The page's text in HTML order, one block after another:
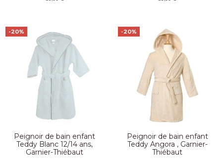
-20%
Peignoir de bain enfant
Teddy Blanc 12/14 ans,
Garnier-Thiébaut
-20%
Peignoir de bain enfant
Teddy Angora , Garnier-
Thiébaut